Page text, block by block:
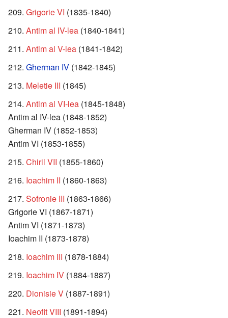
Grigorie VI (1835-1840)
Antim al IV-lea (1840-1841)
Antim al V-lea (1841-1842)
Gherman IV (1842-1845)
Meletie III (1845)
Antim al VI-lea (1845-1848)
Antim al IV-lea (1848-1852)
Gherman IV (1852-1853)
Antim VI (1853-1855)
Chiril VII (1855-1860)
Ioachim II (1860-1863)
Sofronie III (1863-1866)
Grigorie VI (1867-1871)
Antim VI (1871-1873)
Ioachim II (1873-1878)
Ioachim III (1878-1884)
Ioachim IV (1884-1887)
Dionisie V (1887-1891)
Neofit VIII (1891-1894)